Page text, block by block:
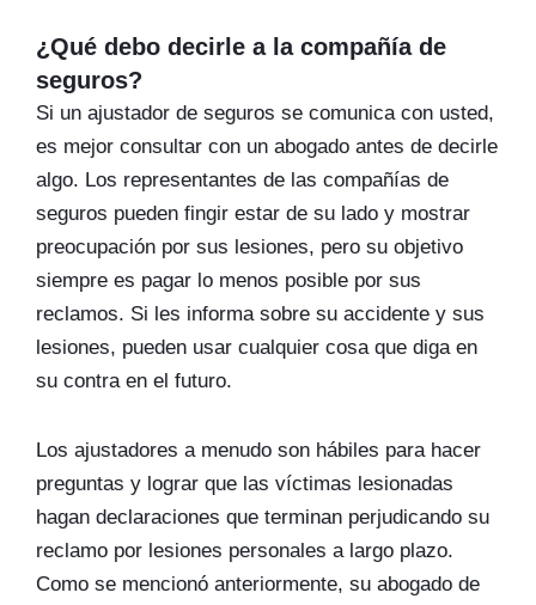
¿Qué debo decirle a la compañía de
seguros?
Si un ajustador de seguros se comunica con usted,
es mejor consultar con un abogado antes de decirle
algo. Los representantes de las compañías de
seguros pueden fingir estar de su lado y mostrar
preocupación por sus lesiones, pero su objetivo
siempre es pagar lo menos posible por sus
reclamos. Si les informa sobre su accidente y sus
lesiones, pueden usar cualquier cosa que diga en
su contra en el futuro.
Los ajustadores a menudo son hábiles para hacer
preguntas y lograr que las víctimas lesionadas
hagan declaraciones que terminan perjudicando su
reclamo por lesiones personales a largo plazo.
Como se mencionó anteriormente, su abogado de